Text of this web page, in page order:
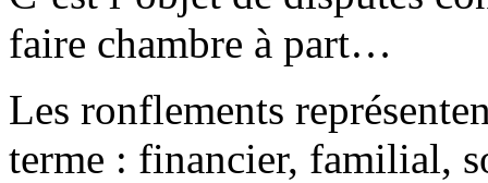
faire chambre à part…
Les ronflements
terme : financier, familial,